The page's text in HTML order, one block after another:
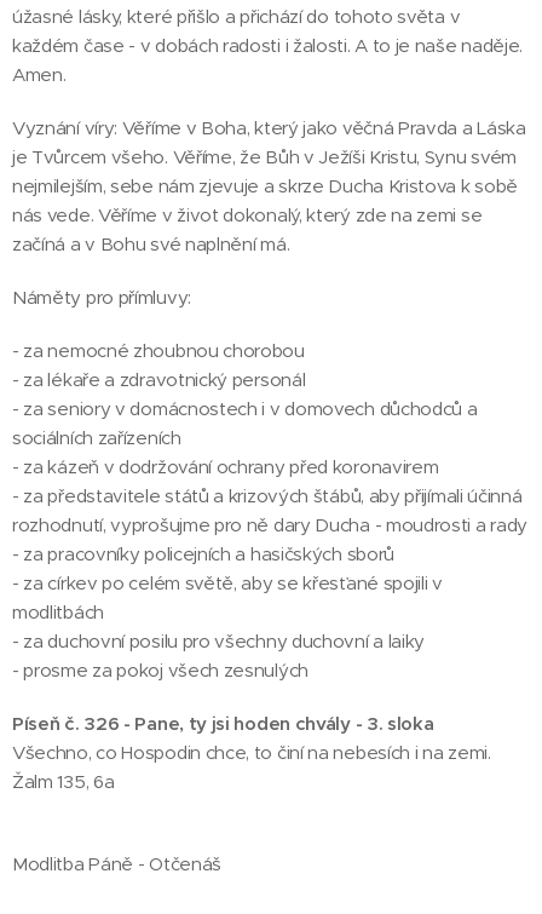
úžasné lásky, které přišlo a přichází do tohoto světa v
každém čase - v dobách radosti i žalosti. A to je naše naděje.
Amen.
Vyznání víry: Věříme v Boha, který jako věčná Pravda a Láska
je Tvůrcem všeho. Věříme, že Bůh v Ježíši Kristu, Synu svém
nejmilejším, sebe nám zjevuje a skrze Ducha Kristova k sobě
nás vede. Věříme v život dokonalý, který zde na zemi se
začíná a v Bohu své naplnění má.
Náměty pro přímluvy:
- za nemocné zhoubnou chorobou
- za lékaře a zdravotnický personál
- za seniory v domácnostech i v domovech důchodců a
sociálních zařízeních
- za kázeň v dodržování ochrany před koronavirem
- za představitele států a krizových štábů, aby přijímali účinná
rozhodnutí, vyprošujme pro ně dary Ducha - moudrosti a rady
- za pracovníky policejních a hasičských sborů
- za církev po celém světě, aby se křesťané spojili v
modlitbách
- za duchovní posilu pro všechny duchovní a laiky
- prosme za pokoj všech zesnulých
Píseň č. 326 - Pane, ty jsi hoden chvály - 3. sloka
Všechno, co Hospodin chce, to činí na nebesích i na zemi.
Žalm 135, 6a
Modlitba Páně - Otčenáš